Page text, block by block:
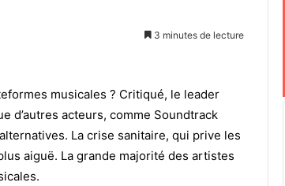
3 minutes de lecture
musicales ? Critiqué, le leader
d’autres acteurs, comme Soundtrack
La crise sanitaire, qui prive les
aiguë. La grande majorité des artistes